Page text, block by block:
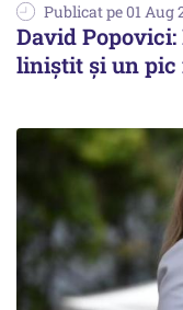
Publicat pe 01 Aug
David
liniştit şi un pic